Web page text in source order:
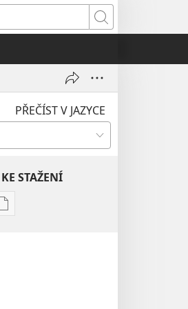
Hledat
PŘEČÍST V JAZYCE
STAŽENÍ
Formáty